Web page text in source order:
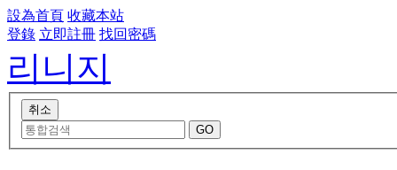
設為首頁 收藏本站
登錄 立即註冊 找回密碼
리니지